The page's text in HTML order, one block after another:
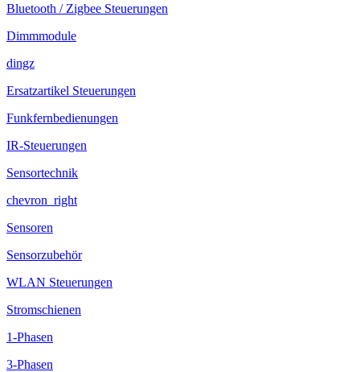
Bluetooth / Zigbee Steuerungen
Dimmmodule
dingz
Ersatzartikel Steuerungen
Funkfernbedienungen
IR-Steuerungen
Sensortechnik
chevron_right
Sensoren
Sensorzubehör
WLAN Steuerungen
Stromschienen
1-Phasen
3-Phasen